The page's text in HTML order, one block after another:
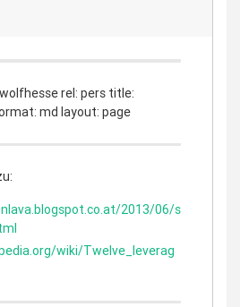
rel: pers title:
md layout: page
2013/06/s
wiki/Twelve_leverag